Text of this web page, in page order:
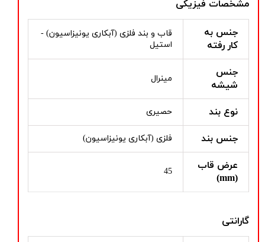
مشخصات فیزیکی
جنس به
کار رفته
قاب و بند فلزی (آبکاری یونیزاسیون) -
استیل
جنس
شیشه
مینرال
نوع بند حصیری
جنس بند فلزی (آبکاری یونیزاسیون)
عرض قاب
(mm)
45
گارانتی